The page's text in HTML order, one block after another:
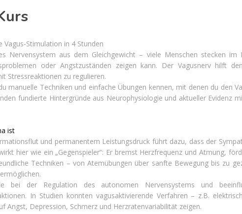
Vagus-Stimulation in 4 Stunden
Nervensystem aus dem Gleichgewicht – viele Menschen stecken
oder Angstzuständen zeigen kann. Der Vagusnerv hilft
Stressreaktionen zu regulieren.
manuelle Techniken und einfache Übungen kennen, mit denen du den
fundierte Hintergründe aus Neurophysiologie und aktueller Evidenz
ist
und permanentem Leistungsdruck führt dazu, dass der
hier wie ein „Gegenspieler“: Er bremst Herzfrequenz und Atmung,
Techniken – von Atemübungen über sanfte Bewegung bis zu
bei der Regulation des autonomen Nervensystems und
In Studien konnten vagusaktivierende Verfahren – z.B.
Angst, Depression, Schmerz und Herzratenvariabilität zeigen.